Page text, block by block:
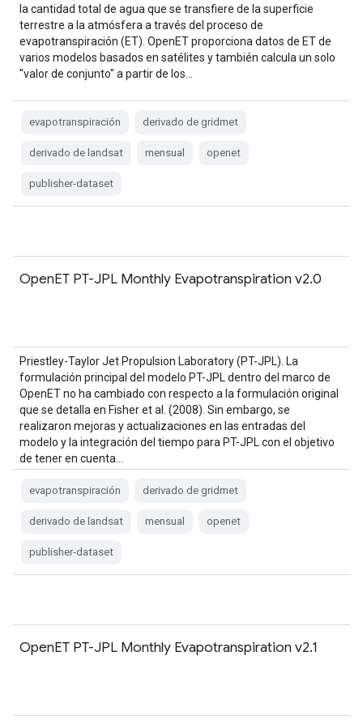
la cantidad total de agua que se transfiere de la superficie
terrestre a la atmósfera a través del proceso de
evapotranspiración (ET). OpenET proporciona datos de ET de
varios modelos basados en satélites y también calcula un solo
"valor de conjunto" a partir de los…
evapotranspiración derivado de gridmet
derivado de landsat mensual openet
publisher-dataset
OpenET PT-JPL Monthly Evapotranspiration v2.0
Priestley-Taylor Jet Propulsion Laboratory (PT-JPL). La
formulación principal del modelo PT-JPL dentro del marco de
OpenET no ha cambiado con respecto a la formulación original
que se detalla en Fisher et al. (2008). Sin embargo, se
realizaron mejoras y actualizaciones en las entradas del
modelo y la integración del tiempo para PT-JPL con el objetivo
de tener en cuenta…
evapotranspiración derivado de gridmet
derivado de landsat mensual openet
publisher-dataset
OpenET PT-JPL Monthly Evapotranspiration v2.1